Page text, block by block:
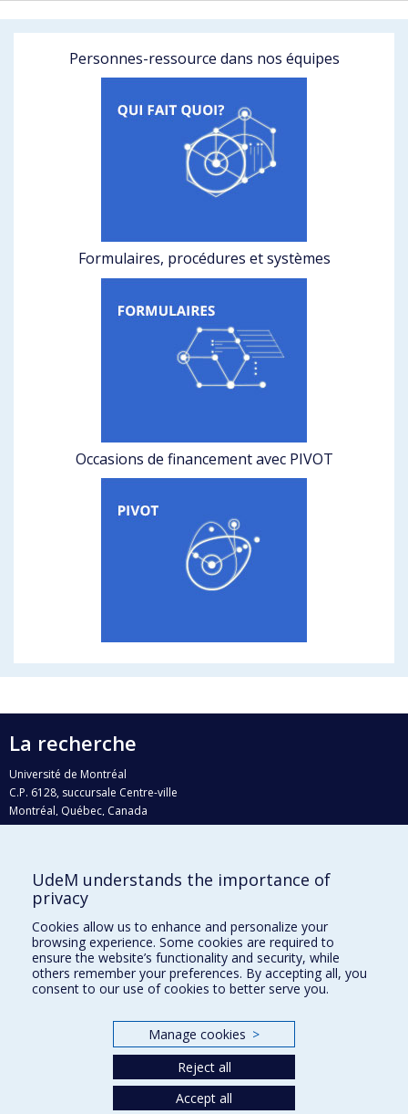
Personnes-ressource dans nos équipes
Formulaires, procédures et systèmes
Occasions de financement avec PIVOT
La recherche
Université de Montréal
C.P. 6128, succursale Centre-ville
Montréal, Québec, Canada
H3C 3J7
Qui fait quoi?
Nous trouver
Plan du site
Accessibilité
UdeM understands the importance of
privacy
Cookies allow us to enhance and personalize your
browsing experience. Some cookies are required to
ensure the website’s functionality and security, while
others remember your preferences. By accepting all, you
consent to our use of cookies to better serve you.
Manage cookies >
Reject all
Accept all